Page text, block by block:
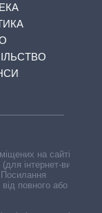
на сайті,
інтернет-видань
повного або